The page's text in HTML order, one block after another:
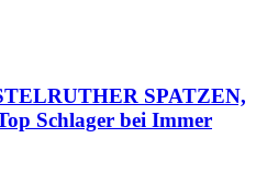
SPATZEN,
Schlager bei Immer